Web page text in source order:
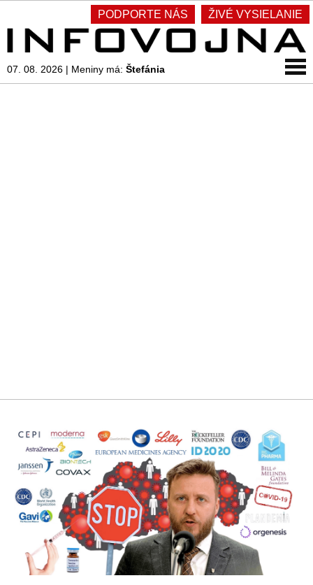
PODPORTE NÁS ŽIVÉ VYSIELANIE
07. 08. 2026 | Meniny má: Štefánia